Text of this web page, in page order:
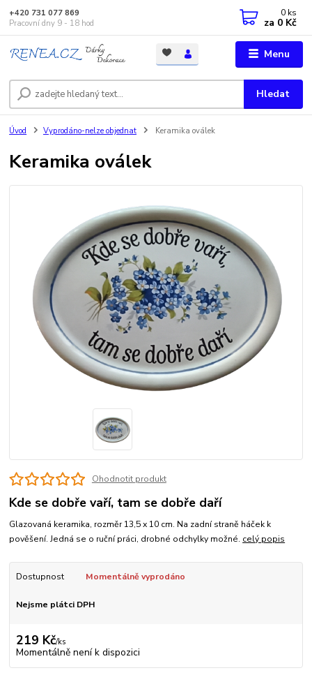
Menu
Hledat
+420 731 077 869
Pracovní dny 9 - 18 hod
0 ks
za 0 Kč
Úvod Vyprodáno-nelze objednat Keramika oválek
Keramika oválek
Ohodnotit produkt
Kde se dobře vaří, tam se dobře daří
Glazovaná keramika, rozměr 13,5 x 10 cm. Na zadní straně háček k
pověšení. Jedná se o ruční práci, drobné odchylky možné. celý popis
Dostupnost Momentálně vyprodáno
Nejsme plátci DPH
219 Kč/ks
Momentálně není k dispozici